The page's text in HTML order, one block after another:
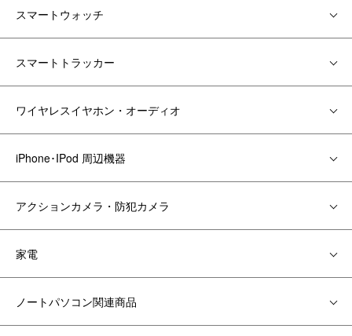
スマートウォッチ
スマートトラッカー
ワイヤレスイヤホン・オーディオ
iPhone･IPod 周辺機器
アクションカメラ・防犯カメラ
家電
ノートパソコン関連商品